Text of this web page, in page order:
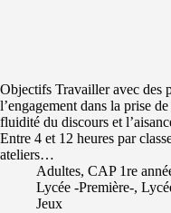
Objectifs Travailler avec des
l’engagement dans la prise
fluidité du discours et
Entre 4 et 12 heures par
ateliers…
Adultes, CAP 1re
Lycée -Première-,
Jeux